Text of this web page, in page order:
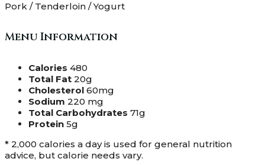
Pork / Tenderloin / Yogurt
Menu Information
Calories 480
Total Fat 20g
Cholesterol 60mg
Sodium 220 mg
Total Carbohydrates 71g
Protein 5g
* 2,000 calories a day is used for general nutrition
advice, but calorie needs vary.